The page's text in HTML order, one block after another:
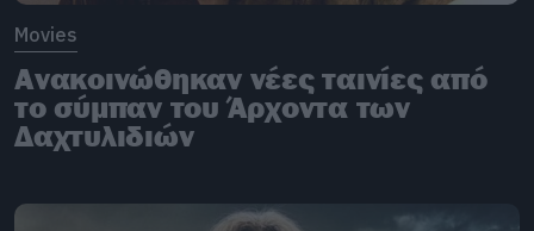
Movies
Ανακοινώθηκαν νέες ταινίες από
το σύμπαν του Άρχοντα των
Δαχτυλιδιών